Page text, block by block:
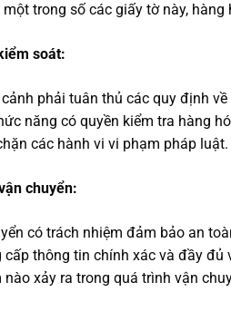
một trong số các giấy tờ này,
soát:
phải tuân thủ các quy định
năng có quyền kiểm tra hàng
các hành vi vi phạm pháp luật.
chuyển:
có trách nhiệm đảm bảo an
cấp thông tin chính xác và đầy
nào xảy ra trong quá trình vận